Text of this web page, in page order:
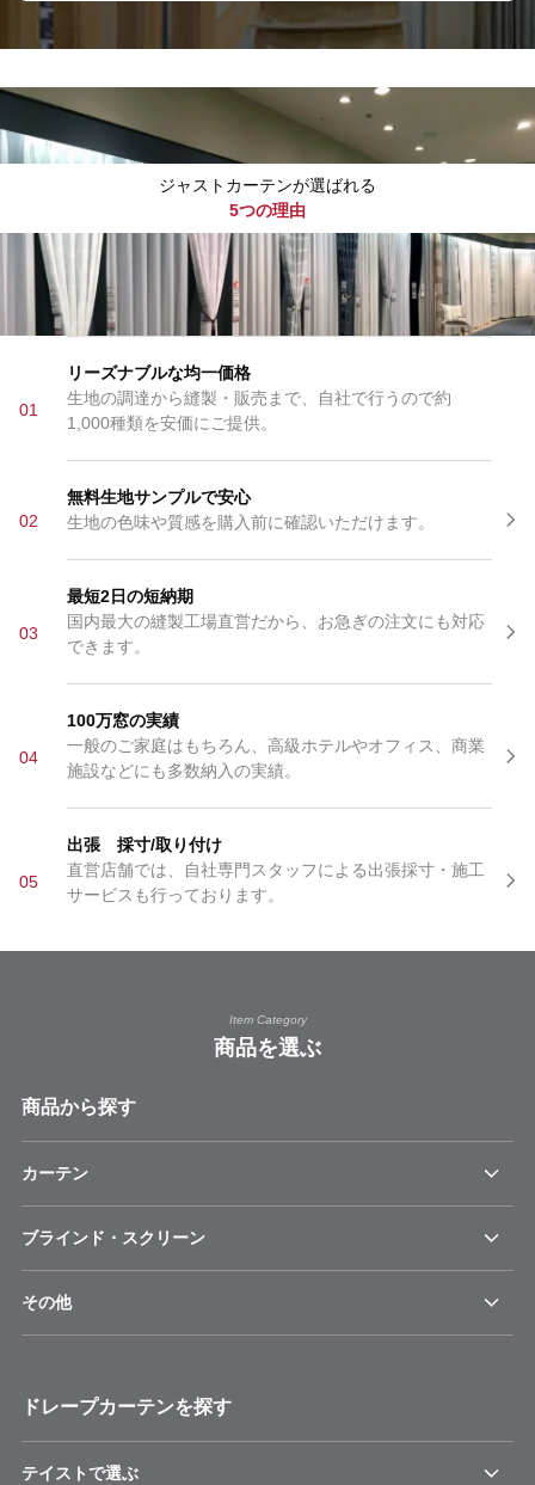
ジャストカーテンが選ばれる
5つの理由
01
リーズナブルな均一価格
生地の調達から縫製・販売まで、自社で行うので約
1,000種類を安価にご提供。
02
無料生地サンプルで安心
生地の色味や質感を購入前に確認いただけます。
03
最短2日の短納期
国内最大の縫製工場直営だから、お急ぎの注文にも対応
できます。
04
100万窓の実績
一般のご家庭はもちろん、高級ホテルやオフィス、商業
施設などにも多数納入の実績。
05
出張 採寸/取り付け
直営店舗では、自社専門スタッフによる出張採寸・施工
サービスも行っております。
Item Category
商品を選ぶ
商品から探す
カーテン
ブラインド・スクリーン
その他
ドレープカーテンを探す
テイストで選ぶ